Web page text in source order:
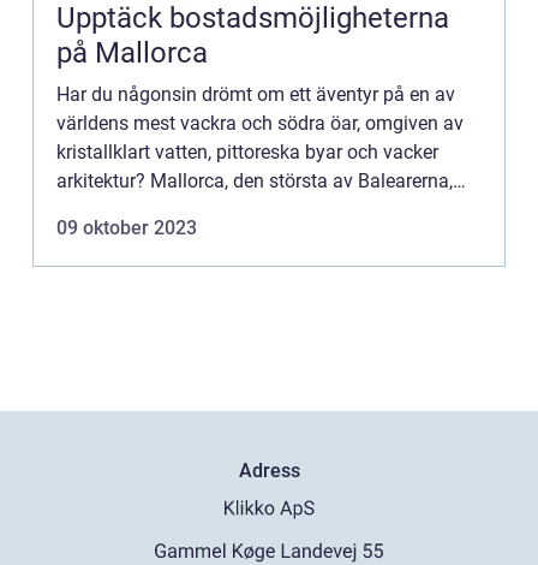
Upptäck bostadsmöjligheterna
på Mallorca
Har du någonsin drömt om ett äventyr på en av
världens mest vackra och södra öar, omgiven av
kristallklart vatten, pittoreska byar och vacker
arkitektur? Mallorca, den största av Balearerna,
09 oktober 2023
Adress